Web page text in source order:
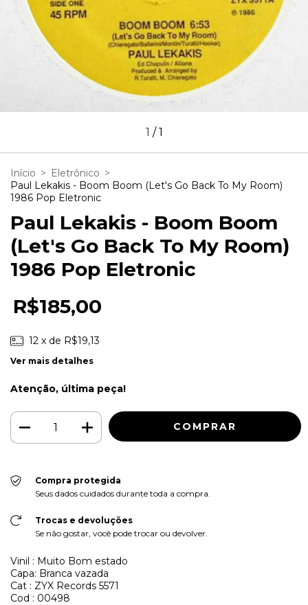
1 /1
Início > Eletrônico >
Paul Lekakis - Boom Boom (Let's Go Back To My Room)
1986 Pop Eletronic
Paul Lekakis - Boom Boom
(Let's Go Back To My Room)
1986 Pop Eletronic
R$185,00
12 x de R$19,13
Ver mais detalhes
Atenção, última peça!
Compra protegida
Seus dados cuidados durante toda a compra.
Trocas e devoluções
Se não gostar, você pode trocar ou devolver.
Vinil : Muito Bom estado
Capa: Branca vazada
Cat : ZYX Records 5571
Cod : 00498